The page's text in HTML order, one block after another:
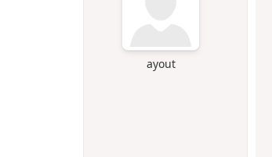
ayout